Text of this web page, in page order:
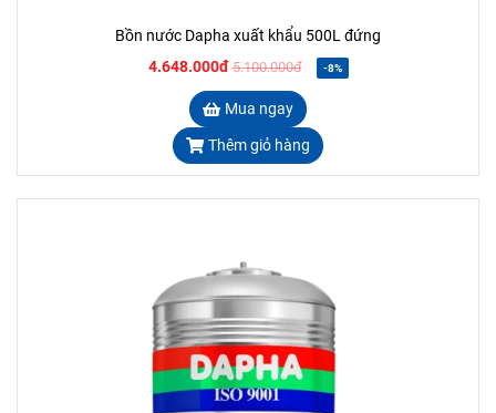
Bồn nước Dapha xuất khẩu 500L đứng
4.648.000đ 5.100.000đ -8%
Mua ngay
Thêm giỏ hàng